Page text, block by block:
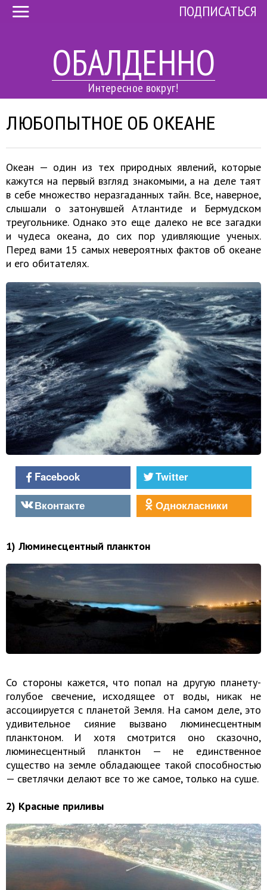
ОБАЛДЕННО
Интересное вокруг!
ПОДПИСАТЬСЯ
ЛЮБОПЫТНОЕ ОБ ОКЕАНЕ
Океан — один из тех природных явлений, которые
кажутся на первый взгляд знакомыми, а на деле таят
в себе множество неразгаданных тайн. Все, наверное,
слышали о затонувшей Атлантиде и Бермудском
треугольнике. Однако это еще далеко не все загадки
и чудеса океана, до сих пор удивляющие ученых.
Перед вами 15 самых невероятных фактов об океане
и его обитателях.
Facebook
Twitter
Вконтакте
Однокласники
1) Люминесцентный планктон
Со стороны кажется, что попал на другую планету-
голубое свечение, исходящее от воды, никак не
ассоциируется с планетой Земля. На самом деле, это
удивительное сияние вызвано люминесцентным
планктоном. И хотя смотрится оно сказочно,
люминесцентный планктон — не единственное
существо на земле обладающее такой способностью
— светлячки делают все то же самое, только на суше.
2) Красные приливы